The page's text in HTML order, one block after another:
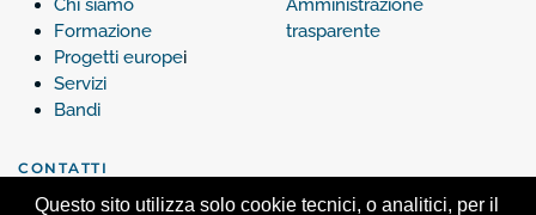
Questo sito utilizza solo cookie tecnici, o analitici, per il
Chi siamo
Formazione
Progetti europei
Servizi
Bandi
Amministrazione
trasparente
CONTATTI